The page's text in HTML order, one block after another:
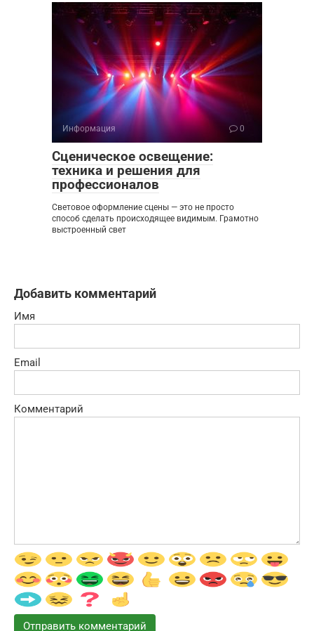
Информация 0
Сценическое освещение:
техника и решения для
профессионалов
Световое оформление сцены — это не просто
способ сделать происходящее видимым. Грамотно
выстроенный свет
Добавить комментарий
Имя
Email
Комментарий